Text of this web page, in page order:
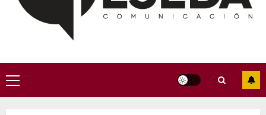
Menú
principal